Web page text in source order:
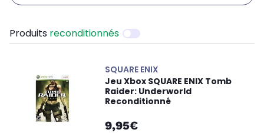
Produits reconditionnés
SQUARE ENIX
Jeu Xbox SQUARE ENIX Tomb
Raider: Underworld
Reconditionné
9,95€